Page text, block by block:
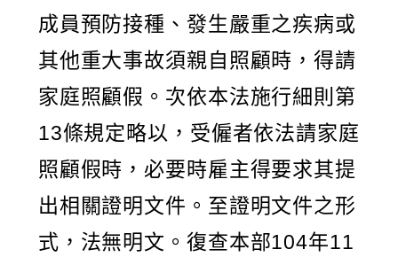
成員預防接種、發生嚴重之疾病或
其他重大事故須親自照顧時，得請
家庭照顧假。次依本法施行細則第
13條規定略以，受僱者依法請家庭
照顧假時，必要時雇主得要求其提
出相關證明文件。至證明文件之形
式，法無明文。復查本部104年11